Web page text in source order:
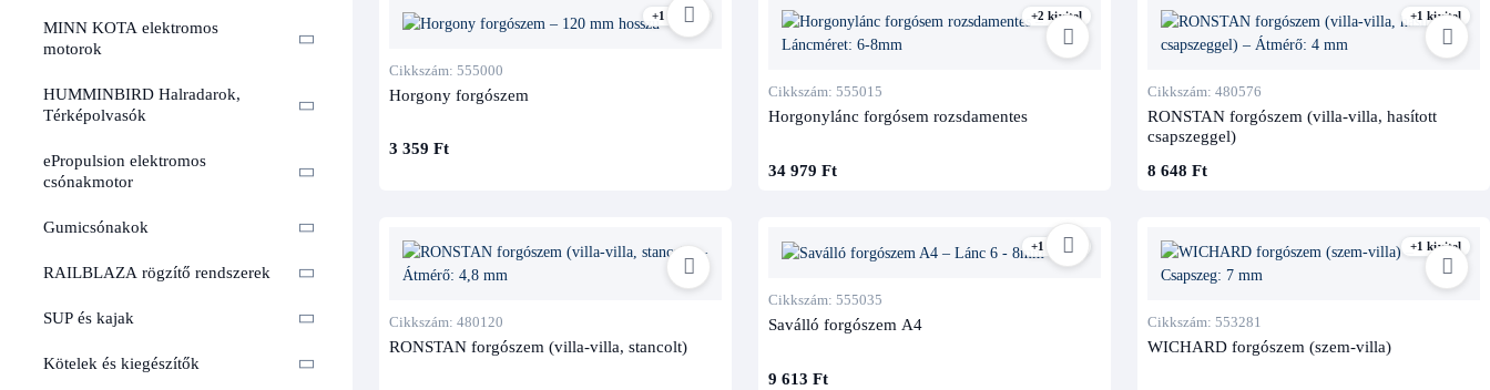
MINN KOTA elektromos
motorok
HUMMINBIRD Halradarok,
Térképolvasók
ePropulsion elektromos
csónakmotor
Gumicsónakok
RAILBLAZA rögzítő rendszerek
SUP és kajak
Kötelek és kiegészítők
+1 kivitel
Cikkszám: 555000
Horgony forgószem
3 359 Ft
+2 kivitel
Cikkszám: 555015
Horgonylánc forgósem rozsdamentes
34 979 Ft
+1 kivitel
Cikkszám: 480576
RONSTAN forgószem (villa-villa, hasított
csapszeggel)
8 648 Ft
Cikkszám: 480120
RONSTAN forgószem (villa-villa, stancolt)
+1 kivitel
Cikkszám: 555035
Saválló forgószem A4
9 613 Ft
+1 kivitel
Cikkszám: 553281
WICHARD forgószem (szem-villa)